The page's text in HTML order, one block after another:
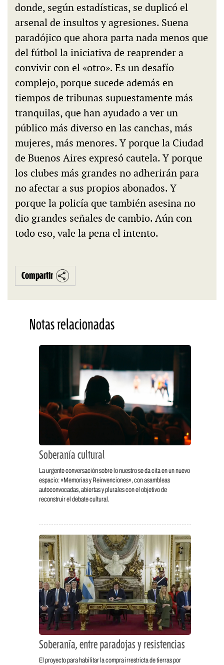
donde, según estadísticas, se duplicó el
arsenal de insultos y agresiones. Suena
paradójico que ahora parta nada menos que
del fútbol la iniciativa de reaprender a
convivir con el «otro». Es un desafío
complejo, porque sucede además en
tiempos de tribunas supuestamente más
tranquilas, que han ayudado a ver un
público más diverso en las canchas, más
mujeres, más menores. Y porque la Ciudad
de Buenos Aires expresó cautela. Y porque
los clubes más grandes no adherirán para
no afectar a sus propios abonados. Y
porque la policía que también asesina no
dio grandes señales de cambio. Aún con
todo eso, vale la pena el intento.
Compartir
Notas relacionadas
Soberanía cultural
La urgente conversación sobre lo nuestro se da cita en un nuevo
espacio: «Memorias y Reinvenciones», con asambleas
autoconvocadas, abiertas y plurales con el objetivo de
reconstruir el debate cultural.
Soberanía, entre paradojas y resistencias
El proyecto para habilitar la compra irrestricta de tierras por